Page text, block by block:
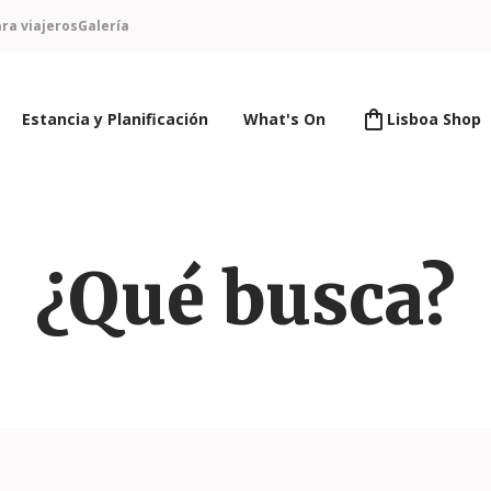
viajerosGalería
Estancia y Planificación What's On Lisboa Shop
¿Qué busca?